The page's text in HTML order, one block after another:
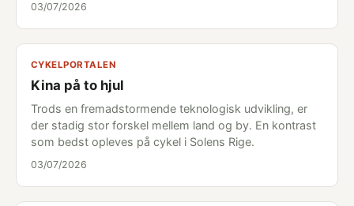
03/07/2026
CYKELPORTALEN
Kina på to hjul
Trods en fremadstormende teknologisk udvikling, er
der stadig stor forskel mellem land og by. En kontrast
som bedst opleves på cykel i Solens Rige.
03/07/2026